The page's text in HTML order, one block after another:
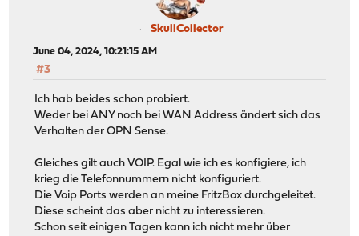
SkullCollector
June 04, 2024, 10:21:15 AM
#3
Ich hab beides schon probiert.
Weder bei ANY noch bei WAN Address ändert sich das
Verhalten der OPN Sense.
Gleiches gilt auch VOIP. Egal wie ich es konfigiere, ich
krieg die Telefonnummern nicht konfiguriert.
Die Voip Ports werden an meine FritzBox durchgeleitet.
Diese scheint das aber nicht zu interessieren.
Schon seit einigen Tagen kann ich nicht mehr über